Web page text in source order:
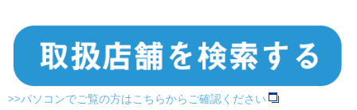
>>パソコンでご覧の方はこちらからご確認ください